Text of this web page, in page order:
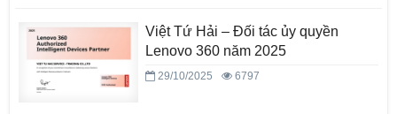
Việt Tứ Hải – Đối tác ủy quyền
Lenovo 360 năm 2025
29/10/2025 6797